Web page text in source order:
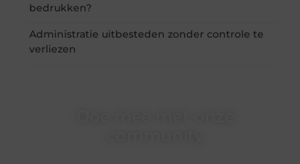
bedrukken?
Administratie uitbesteden zonder controle te
verliezen